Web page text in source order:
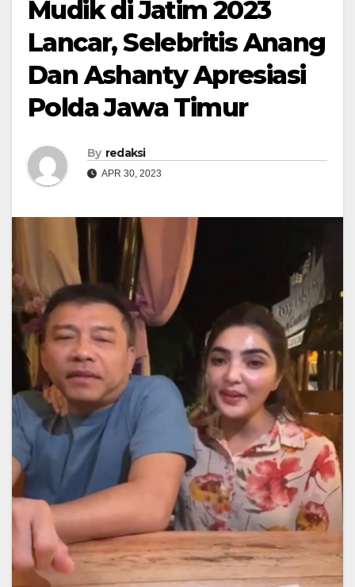
Mudik di Jatim 2023
Lancar, Selebritis Anang
Dan Ashanty Apresiasi
Polda Jawa Timur
By redaksi
APR 30, 2023